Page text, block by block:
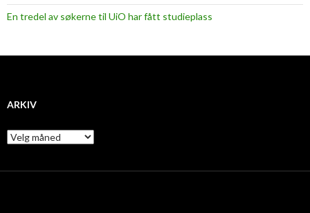
En tredel av søkerne til UiO har fått studieplass
ARKIV
A
r
i